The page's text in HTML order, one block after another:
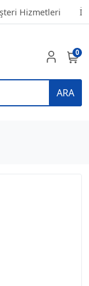
Hizmetleri
ARA
0